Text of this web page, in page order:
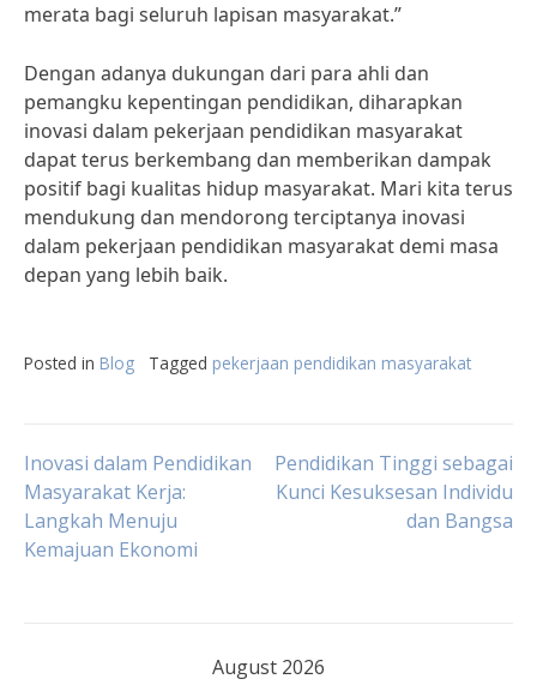
merata bagi seluruh lapisan masyarakat.”
Dengan adanya dukungan dari para ahli dan
pemangku kepentingan pendidikan, diharapkan
inovasi dalam pekerjaan pendidikan masyarakat
dapat terus berkembang dan memberikan dampak
positif bagi kualitas hidup masyarakat. Mari kita terus
mendukung dan mendorong terciptanya inovasi
dalam pekerjaan pendidikan masyarakat demi masa
depan yang lebih baik.
Posted in Blog Tagged pekerjaan pendidikan masyarakat
Post
navigation
Inovasi dalam Pendidikan
Masyarakat Kerja:
Langkah Menuju
Kemajuan Ekonomi
Pendidikan Tinggi sebagai
Kunci Kesuksesan Individu
dan Bangsa
August 2026